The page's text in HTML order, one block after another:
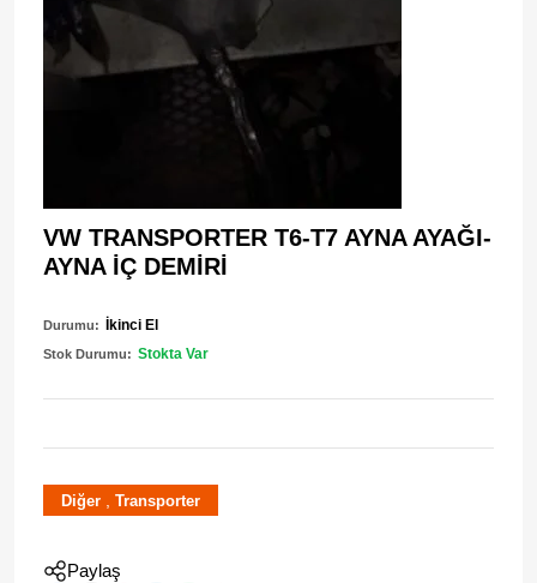
VW TRANSPORTER T6-T7 AYNA AYAĞI-
AYNA İÇ DEMİRİ
Durumu: İkinci El
Stok Durumu: Stokta Var
Diğer , Transporter
Paylaş